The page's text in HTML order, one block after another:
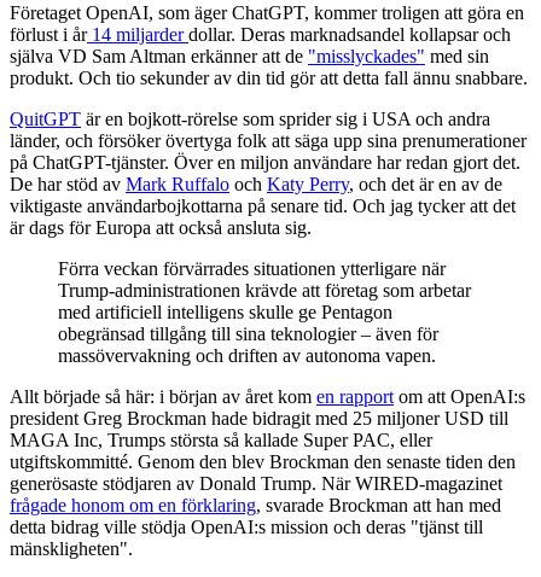
Företaget OpenAI, som äger ChatGPT, kommer troligen att göra en
förlust i år14 miljarderdollar. Deras marknadsandel kollapsar och
själva VD Sam Altman erkänner att de "misslyckades" med sin
produkt. Och tio sekunder av din tid gör att detta fall ännu snabbare.
QuitGPT är en bojkott-rörelse som sprider sig i USA och andra
länder, och försöker övertyga folk att säga upp sina prenumerationer
på ChatGPT-tjänster. Över en miljon användare har redan gjort det.
De har stöd av Mark Ruffalo och Katy Perry, och det är en av de
viktigaste användarbojkottarna på senare tid. Och jag tycker att det
är dags för Europa att också ansluta sig.
Förra veckan förvärrades situationen ytterligare när
Trump-administrationen krävde att företag som arbetar
med artificiell intelligens skulle ge Pentagon
obegränsad tillgång till sina teknologier – även för
massövervakning och driften av autonoma vapen.
Allt började så här: i början av året kom en rapport om att OpenAI:s
president Greg Brockman hade bidragit med 25 miljoner USD till
MAGA Inc, Trumps största så kallade Super PAC, eller
utgiftskommitté. Genom den blev Brockman den senaste tiden den
generösaste stödjaren av Donald Trump. När WIRED-magazinet
frågade honom om en förklaring, svarade Brockman att han med
detta bidrag ville stödja OpenAI:s mission och deras "tjänst till
mänskligheten".